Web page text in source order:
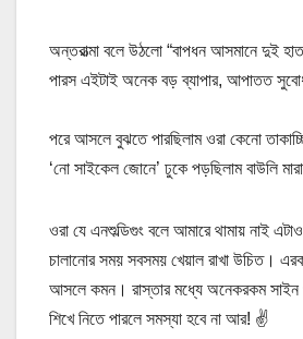
অন্তরাত্মা বলে উঠলো “বাপধন আসমানে দুই
পারস এইটাই অনেক বড় ব্যাপার, আপাতত
পরে আসলে বুঝতে পারছিলাম ওরা কেনো
‘নো সাইকেল জোনে’ ঢুকে পড়ছিলাম বাউলি
ওরা যে এনশুল্ডিগুং বলে আমারে থামায় নাই
চালানোর সময় সবসময় খেয়াল রাখা উচিত।
আসলে কমন। রাস্তার মধ্যে অনেকরকম সাইন
শিখে নিতে পারলে সমস্যা হবে না আর! ✌